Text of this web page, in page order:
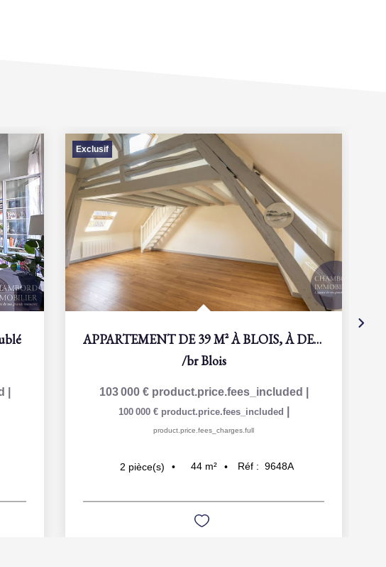
Exclusif
APPARTEMENT DE 39 M² À BLOIS, À DEUX PAS DU CENTRE-VILLE ET...
/brBlois
103 000 € product.price.fees_included
100 000 € product.price.fees_included
product.price.fees_charges.full
2 pièce(s) 44 m² Réf : 9648A